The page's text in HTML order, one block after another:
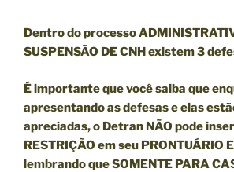
Dentro do processo
SUSPENSÃO DE CNH existem 3
É importante que você saiba que
apresentando as defesas e elas
apreciadas, o Detran NÃO pode
RESTRIÇÃO em seu PRONTUÁRIO
lembrando que SOMENTE PARA